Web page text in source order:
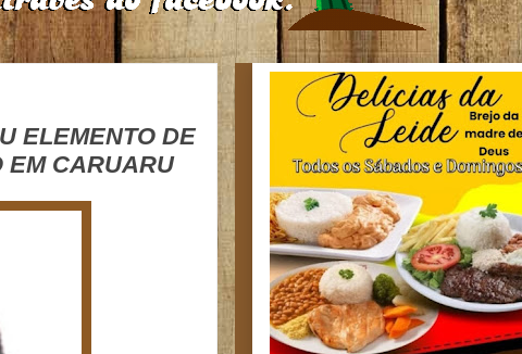
ELEMENTO DE
EM CARUARU